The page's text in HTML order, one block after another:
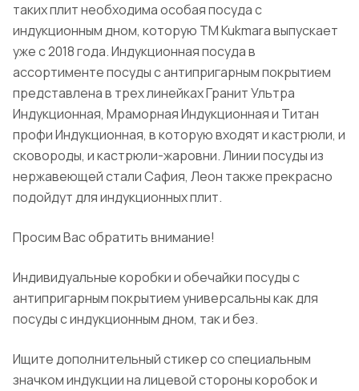
таких плит необходима особая посуда с
индукционным дном, которую ТМ Kukmara выпускает
уже с 2018 года. Индукционная посуда в
ассортименте посуды с антипригарным покрытием
представлена в трех линейках Гранит Ультра
Индукционная, Мраморная Индукционная и Титан
профи Индукционная, в которую входят и кастрюли, и
сковороды, и кастрюли-жаровни. Линии посуды из
нержавеющей стали Сафия, Леон также прекрасно
подойдут для индукционных плит.
Просим Вас обратить внимание!
Индивидуальные коробки и обечайки посуды с
антипригарным покрытием универсальны как для
посуды с индукционным дном, так и без.
Ищите дополнительный стикер со специальным
значком индукции на лицевой стороны коробок и